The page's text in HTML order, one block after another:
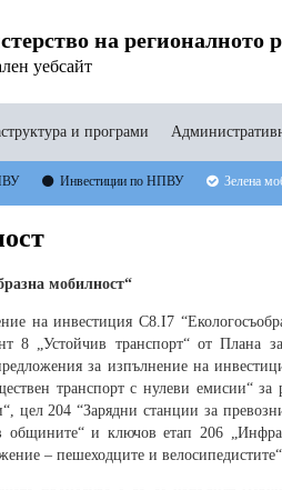
на регионалното
уебсайт
и програми
Инвестиции по НПВУ Зелена
мобилност“
на инвестиция C8.I7
8 „Устойчив транспорт“ от Плана
за изпълнение на
транспорт с нулеви емисии“
цел 204 “Зарядни станции за
общините“ и ключов етап 206
– пешеходците и